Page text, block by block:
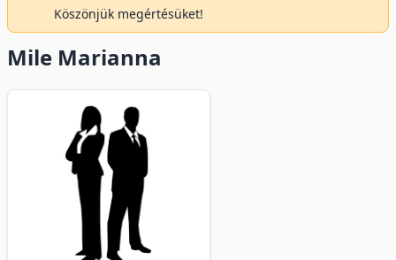
Köszönjük megértésüket!
Mile Marianna